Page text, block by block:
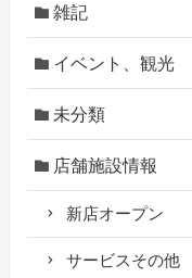
雑記
イベント、観光
未分類
店舗施設情報
新店オープン
サービスその他